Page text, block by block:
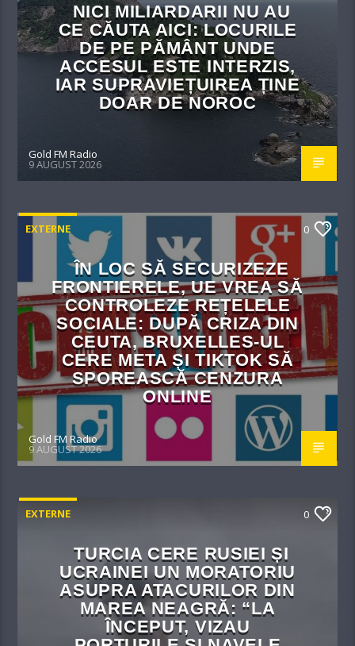
NICI MILIARDARII NU AU
CE CĂUTA AICI: LOCURILE
DE PE PĂMÂNT UNDE
ACCESUL ESTE INTERZIS,
IAR SUPRAVIEȚUIREA ȚINE
DOAR DE NOROC
Gold FM Radio
9 AUGUST 2026
EXTERNE 0
ÎN LOC SĂ SECURIZEZE
FRONTIERELE, UE VREA SĂ
CONTROLEZE REȚELELE
SOCIALE: DUPĂ CRIZA DIN
CEUTA, BRUXELLES-UL
CERE META ȘI TIKTOK SĂ
SPOREASCĂ CENZURA
ONLINE
Gold FM Radio
9 AUGUST 2026
EXTERNE 0
TURCIA CERE RUSIEI ȘI
UCRAINEI UN MORATORIU
ASUPRA ATACURILOR DIN
MAREA NEAGRĂ: “LA
ÎNCEPUT, VIZAU